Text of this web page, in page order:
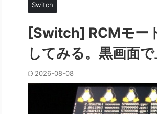
Switch
[Switch] RCMモー
してみる。黒画面
2026-08-08